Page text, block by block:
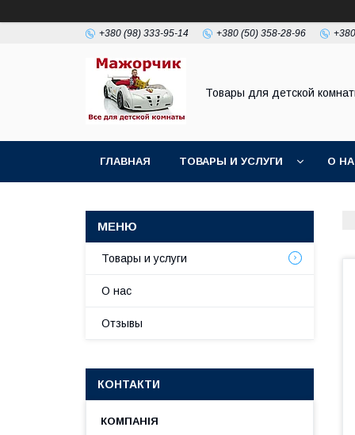
+380 (98) 333-95-14 +380 (50) 358-28-96
Товары для детской
ГЛАВНАЯ ТОВАРЫ И УСЛУГИ О
Товары и услуги
О нас
Отзывы
КОНТАКТИ